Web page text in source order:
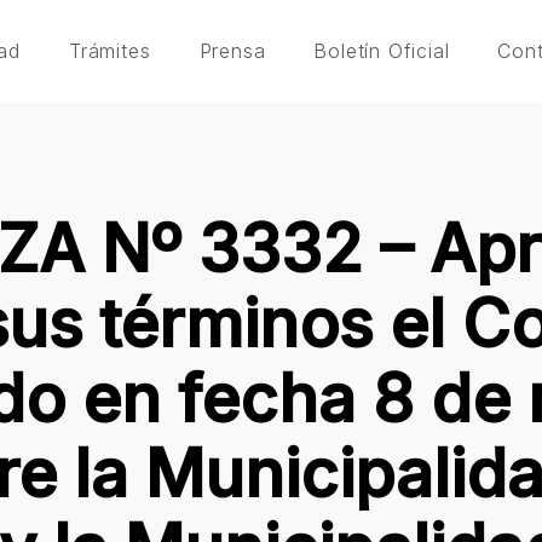
Trámites Prensa Boletín Oficial
Nº 3332 –
términos el
en fecha 8 de
la